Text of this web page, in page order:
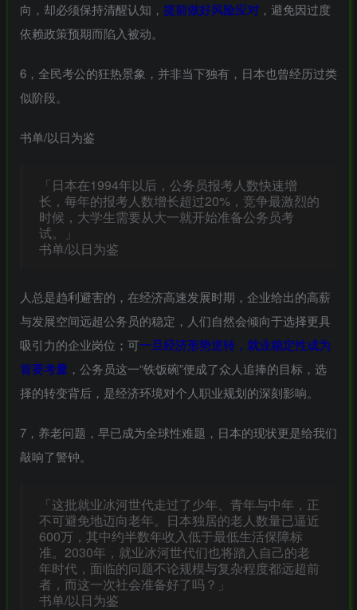
向，却必须保持清醒认知， 提前做好风险应对 ，避免因过度
依赖政策预期而陷入被动。
6，全民考公的狂热景象，并非当下独有，日本也曾经历过类
似阶段。
书单/以日为鉴
「日本在1994年以后，公务员报考人数快速增
长，每年的报考人数增长超过20%，竞争最激烈的
时候，大学生需要从大一就开始准备公务员考
试。」
书单/以日为鉴
人总是趋利避害的，在经济高速发展时期，企业给出的高薪
与发展空间远超公务员的稳定，人们自然会倾向于选择更具
吸引力的企业岗位；可一旦经济形势逆转，就业稳定性成为
首要考量 ，公务员这一“铁饭碗”便成了众人追捧的目标，选
择的转变背后，是经济环境对个人职业规划的深刻影响。
7，养老问题，早已成为全球性难题，日本的现状更是给我们
敲响了警钟。
「这批就业冰河世代走过了少年、青年与中年，正
不可避免地迈向老年。日本独居的老人数量已逼近
600万，其中约半数年收入低于最低生活保障标
准。2030年，就业冰河世代们也将踏入自己的老
年时代，面临的问题不论规模与复杂程度都远超前
者，而这一次社会准备好了吗？」
书单/以日为鉴